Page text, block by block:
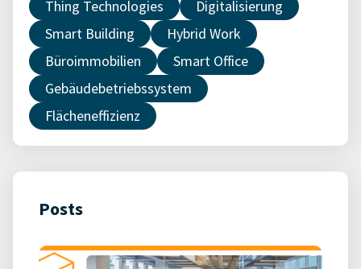
Thing Technologies
Digitalisierung
Smart Building
Hybrid Work
Büroimmobilien
Smart Office
Gebäudebetriebssystem
Flächeneffizienz
Posts